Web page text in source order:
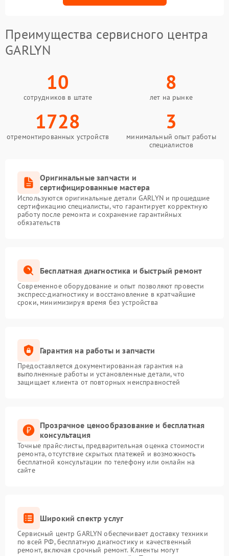
Преимущества сервисного центра
GARLYN
10
сотрудников в штате
8
лет на рынке
1728
отремонтированных устройств
3
минимальный опыт работы
специалистов
Оригинальные запчасти и
сертифицированные мастера
Используются оригинальные детали GARLYN и прошедшие
сертификацию специалисты, что гарантирует корректную
работу после ремонта и сохранение гарантийных
обязательств
Бесплатная диагностика и быстрый ремонт
Современное оборудование и опыт позволяют провести
экспресс-диагностику и восстановление в кратчайшие
сроки, минимизируя время без устройства
Гарантия на работы и запчасти
Предоставляется документированная гарантия на
выполненные работы и установленные детали, что
защищает клиента от повторных неисправностей
Прозрачное ценообразование и бесплатная
консультация
Точные прайс-листы, предварительная оценка стоимости
ремонта, отсутствие скрытых платежей и возможность
бесплатной консультации по телефону или онлайн на
сайте
Широкий спектр услуг
Сервисный центр GARLYN обеспечивает доставку техники
по всей РФ, бесплатную диагностику и качественный
ремонт, включая срочный ремонт. Клиенты могут